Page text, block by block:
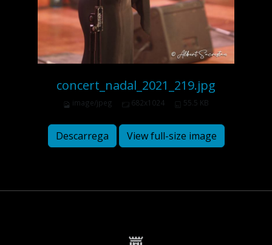
concert_nadal_2021_219.jpg
image/jpeg 682x1024 55.5 KB
Descarrega View full-size image